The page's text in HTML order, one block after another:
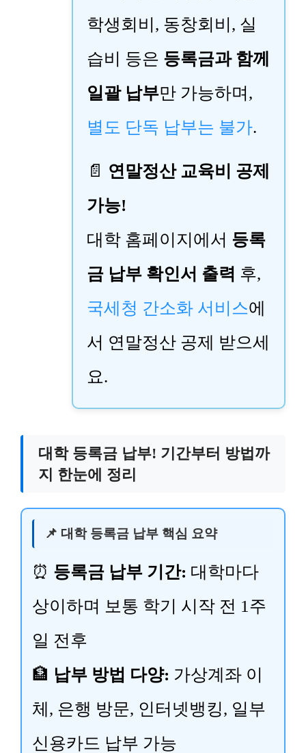
학생회비, 동창회비, 실
습비 등은 등록금과 함께
일괄 납부만 가능하며,
별도 단독 납부는 불가.
📄 연말정산 교육비 공제
가능!
대학 홈페이지에서 등록
금 납부 확인서 출력 후,
국세청 간소화 서비스에
서 연말정산 공제 받으세
요.
대학 등록금 납부! 기간부터 방법까
지 한눈에 정리
📌 대학 등록금 납부 핵심 요약
⏰ 등록금 납부 기간: 대학마다
상이하며 보통 학기 시작 전 1주
일 전후
🏦 납부 방법 다양: 가상계좌 이
체, 은행 방문, 인터넷뱅킹, 일부
신용카드 납부 가능